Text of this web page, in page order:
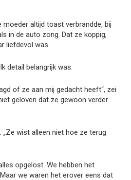
moeder altijd toast verbrandde, bij
in de auto zong. Dat ze koppig,
liefdevol was.
detail belangrijk was.
of ze aan mij gedacht heeft“, zei
geloven dat ze gewoon verder
„Ze wist alleen niet hoe ze terug
opgelost. We hebben het
we waren het erover eens dat